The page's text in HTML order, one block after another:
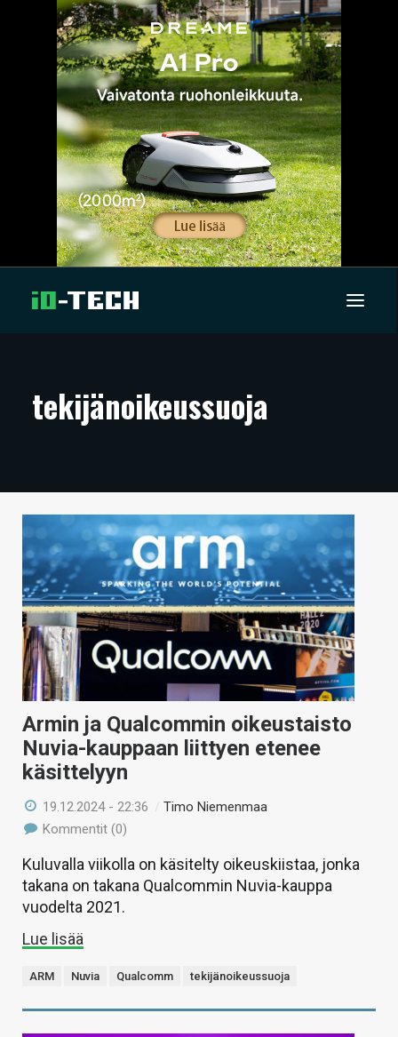
ARTIKKELIT
TECHBBS
HINTA.FI
KAUPPA
VAIHDA TEEMA
HAKU
tekijänoikeussuoja
Armin ja Qualcommin oikeustaisto
Nuvia-kauppaan liittyen etenee
käsittelyyn
19.12.2024 - 22:36 /Timo Niemenmaa
Kommentit (0)
Kuluvalla viikolla on käsitelty oikeuskiistaa, jonka
takana on takana Qualcommin Nuvia-kauppa
vuodelta 2021.
Lue lisää
ARM Nuvia Qualcomm tekijänoikeussuoja